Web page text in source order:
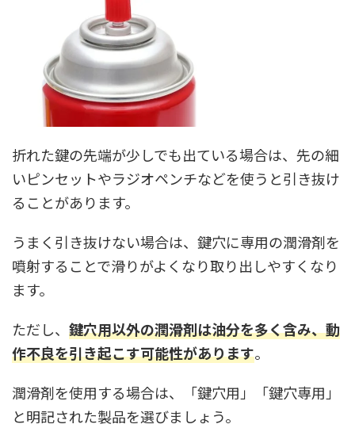
折れた鍵の先端が少しでも出ている場合は、先の細
いピンセットやラジオペンチなどを使うと引き抜け
ることがあります。
うまく引き抜けない場合は、鍵穴に専用の潤滑剤を
噴射することで滑りがよくなり取り出しやすくなり
ます。
ただし、 鍵穴用以外の潤滑剤は油分を多く含み、動
作不良を引き起こす可能性があります。
潤滑剤を使用する場合は、「鍵穴用」「鍵穴専用」
と明記された製品を選びましょう。